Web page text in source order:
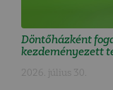
Döntőházként
kezdeményezett
2026. július 30.